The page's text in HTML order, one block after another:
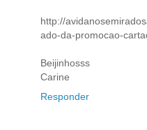
http://
ado-da-promocao-
Beijinhosss
Carine
Responder